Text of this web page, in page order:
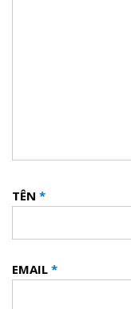
TÊN *
EMAIL *